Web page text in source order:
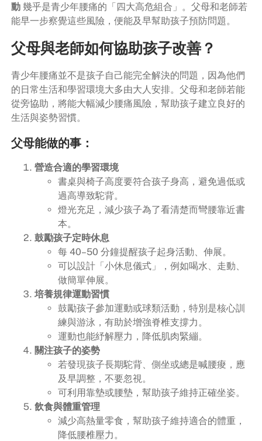
動幾乎是青少年腰痛的「四大高危組合」。父母和老師若
能早一步察覺這些風險，便能及早幫助孩子預防問題。
父母與老師如何協助孩子改善？
青少年腰痛並不是孩子自己能完全解決的問題，因為他們
的日常生活和學習環境大多由大人安排。父母和老師若能
從旁協助，將能大幅減少腰痛風險，幫助孩子建立良好的
生活與姿勢習慣。
父母能做的事：
營造合適的學習環境
書桌與椅子高度要符合孩子身高，避免過低或
過高導致駝背。
燈光充足，減少孩子為了看清楚而彎腰靠近書
本。
鼓勵孩子定時休息
每 40–50 分鐘提醒孩子起身活動、伸展。
可以設計「小休息儀式」，例如喝水、走動、
做簡單伸展。
培養規律運動習慣
鼓勵孩子參加運動或球類活動，特別是核心訓
練與游泳，有助於增強脊椎支撐力。
運動也能紓解壓力，降低肌肉緊繃。
關注孩子的姿勢
若發現孩子長期駝背、側坐或總是喊腰痠，應
及早調整，不要忽視。
可利用靠墊或腰墊，幫助孩子維持正確坐姿。
飲食與體重管理
減少高熱量零食，幫助孩子維持適合的體重，
降低腰椎壓力。